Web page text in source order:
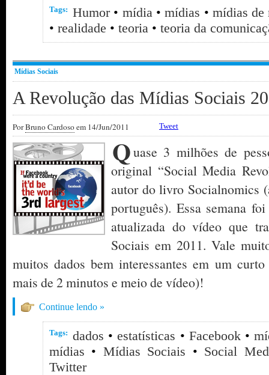
Tags: Humor• mídia•mídias • mídias de
• realidade • teoria • teoria da
Mídias Sociais
A Revolução das Mídias Sociais
PorBruno Cardosoem 14/Jun/2011 Tweet
Quase 3 milhões de
original “Social Media
autor do livro Socialnomics
português). Essa semana
atualizada do vídeo que
Sociais em 2011. Vale
muitos dados bem interessantes em um
mais de 2 minutos e meio de vídeo)!
Continue lendo »
Tags: dados •estatísticas • Facebook•
mídias • Mídias Sociais • Social
Twitter